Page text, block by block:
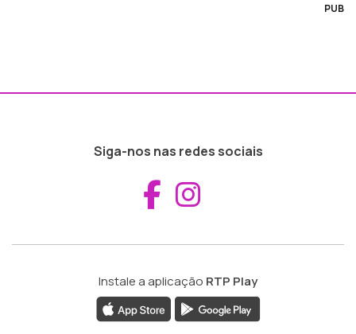
PUB
Siga-nos nas redes sociais
Aceder ao
Instale a aplicação RTP Play